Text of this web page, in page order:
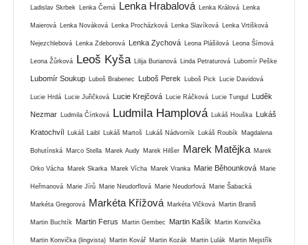
Ladislav Skrbek Lenka Černá Lenka Hrabalová Lenka Králová Lenka
Maierová Lenka Nováková Lenka Procházková Lenka Slavíková Lenka Vrtišková
Nejezchlebová Lenka Zdeborová Lenka Zychová Leona Plášilová Leona Šímová
Leona Žůrková Leoš Kyša Lilija Burianová Linda Petraturová Lubomír Peške
Lubomír Soukup Luboš Brabenec Luboš Perek Luboš Pick Lucie Davidová
Lucie Hrdá Lucie Juřičková Lucie Krejčová Lucie Ráčková Lucie Tungul Luděk
Nezmar Ludmila Čírtková Ludmila Hamplová Lukáš Houška Lukáš
Kratochvíl Lukáš Laibl Lukáš Martoš Lukáš Nádvorník Lukáš Roubík Magdalena
Bohutínská Marco Stella Marek Audy Marek Hilšer Marek Matějka Marek
Orko Vácha Marek Skarka Marek Vícha Marek Vranka Marie Běhounková Marie
Heřmanová Marie Jírů Marie Neudorflová Marie Neudorfová Marie Šabacká
Markéta Gregorová Markéta Křížová Markéta Vlčková Martin Braniš
Martin Buchtík Martin Ferus Martin Gembec Martin Kašík Martin Konvička
Martin Konvička (lingvista) Martin Kovář Martin Kozák Martin Lulák Martin Mejstřík